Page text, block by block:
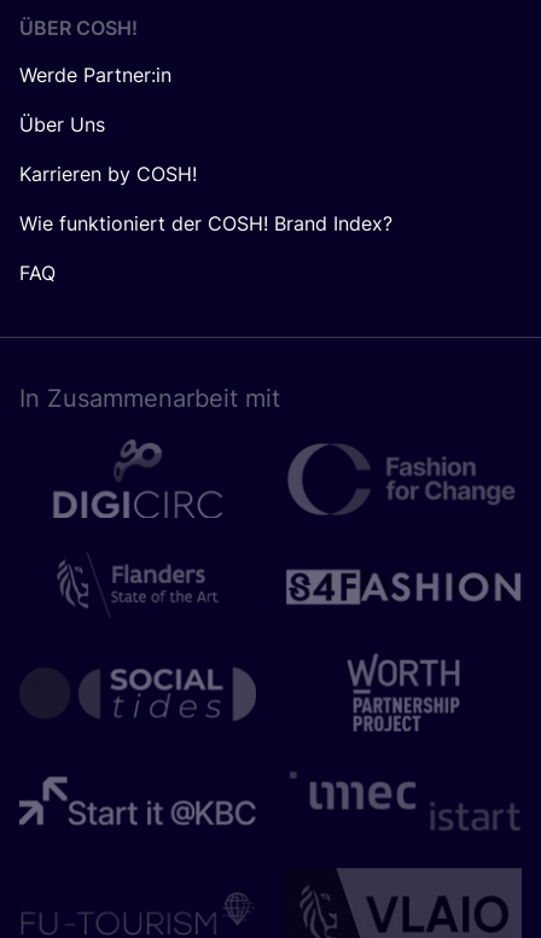
ÜBER COSH!
Werde Partner:in
Über Uns
Karrieren by COSH!
Wie funktioniert der COSH! Brand Index?
FAQ
In Zusam­men­ar­beit mit